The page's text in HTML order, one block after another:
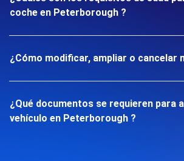
coche en Peterborough ?
¿Cómo modificar, ampliar o cancelar
¿Qué documentos se requieren para
vehículo en Peterborough ?